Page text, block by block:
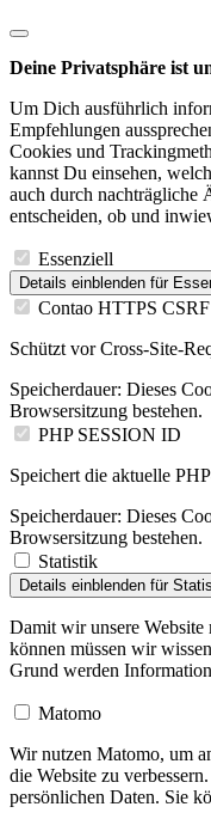
Deine Privatsphäre ist
Um Dich ausführlich
Empfehlungen
Cookies und
kannst Du einsehen,
auch durch nachträgliche
entscheiden, ob und
Essenziell
Details einblenden für
Contao HTTPS
Schützt vor Cross-Site-
Speicherdauer: Dieses
Browsersitzung bestehen.
PHP SESSION ID
Speichert die aktuelle
Speicherdauer: Dieses
Browsersitzung bestehen.
Statistik
Details einblenden für
Damit wir unsere Website
können müssen wir
Grund werden
Matomo
Wir nutzen Matomo, um
die Website zu
persönlichen Daten. Sie